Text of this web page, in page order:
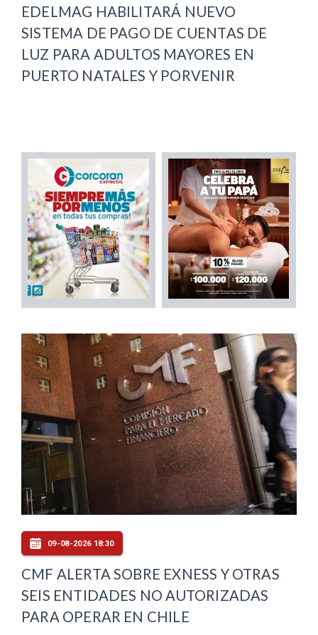
EDELMAG HABILITARÁ NUEVO
SISTEMA DE PAGO DE CUENTAS DE
LUZ PARA ADULTOS MAYORES EN
PUERTO NATALES Y PORVENIR
09-08-2026 18:30
CMF ALERTA SOBRE EXNESS Y OTRAS
SEIS ENTIDADES NO AUTORIZADAS
PARA OPERAR EN CHILE